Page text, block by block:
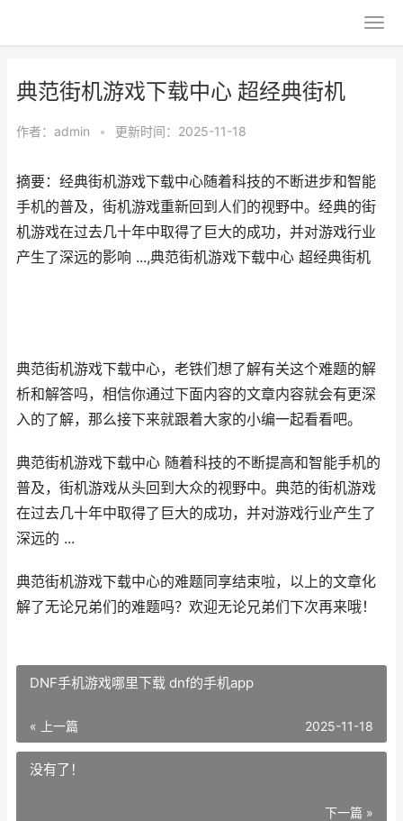
典范街机游戏下载中心 超经典街机
作者： admin • 更新时间：2025-11-18
摘要：经典街机游戏下载中心随着科技的不断进步和智能
手机的普及，街机游戏重新回到人们的视野中。经典的街
机游戏在过去几十年中取得了巨大的成功，并对游戏行业
产生了深远的影响 ...,典范街机游戏下载中心 超经典街机
典范街机游戏下载中心，老铁们想了解有关这个难题的解
析和解答吗，相信你通过下面内容的文章内容就会有更深
入的了解，那么接下来就跟着大家的小编一起看看吧。
典范街机游戏下载中心 随着科技的不断提高和智能手机的
普及，街机游戏从头回到大众的视野中。典范的街机游戏
在过去几十年中取得了巨大的成功，并对游戏行业产生了
深远的 ...
典范街机游戏下载中心的难题同享结束啦，以上的文章化
解了无论兄弟们的难题吗？欢迎无论兄弟们下次再来哦！
DNF手机游戏哪里下载 dnf的手机app
« 上一篇 2025-11-18
没有了！
下一篇 »